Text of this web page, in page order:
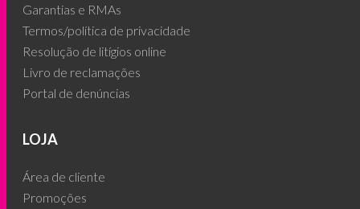
Garantias e RMAs
Termos/política de privacidade
Resolução de litígios online
Livro de reclamações
Portal de denúncias
LOJA
Área de cliente
Promoções